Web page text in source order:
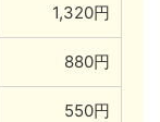
1,320円
880円
550円